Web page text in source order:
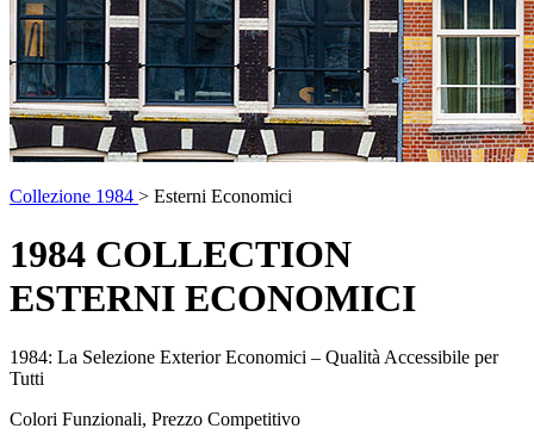
Collezione 1984 > Esterni Economici
1984 COLLECTION
ESTERNI ECONOMICI
1984: La Selezione Exterior Economici – Qualità Accessibile per
Tutti
Colori Funzionali, Prezzo Competitivo